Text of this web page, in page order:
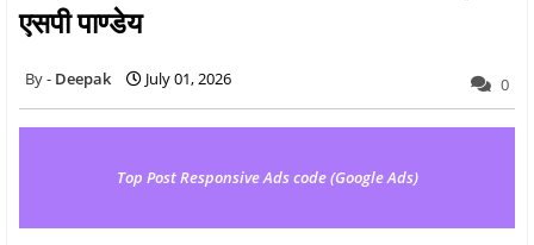
एसपी पाण्डेय
Deepak July 01, 2026 0
Top Post Responsive Ads code (Google Ads)